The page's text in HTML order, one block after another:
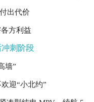
出代价
方利益
刺阶段
墙”
迎“小北约”